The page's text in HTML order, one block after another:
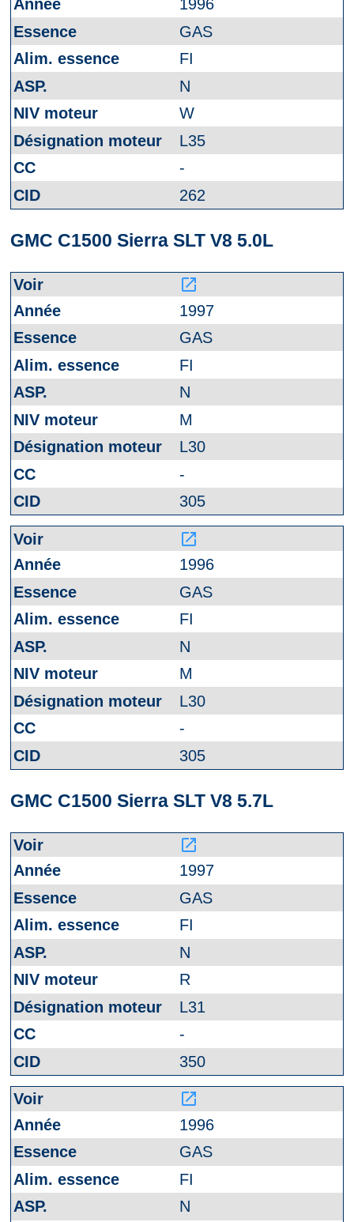
1996
GAS
FI
N
W
L35
-
262
GMC C1500 Sierra SLT V8 5.0L
launch
1997
GAS
FI
N
M
L30
-
305
launch
1996
GAS
FI
N
M
L30
-
305
GMC C1500 Sierra SLT V8 5.7L
launch
1997
GAS
FI
N
R
L31
-
350
launch
1996
GAS
FI
N